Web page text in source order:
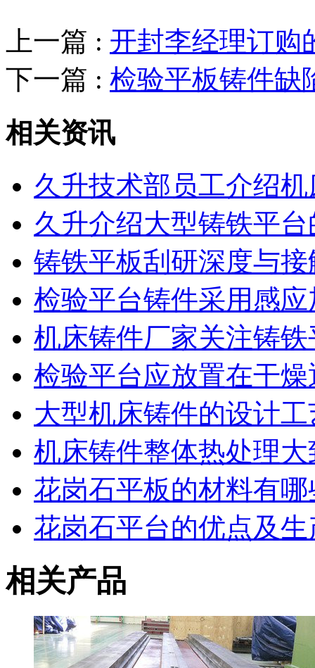
上一篇 : 开封李经理订购
下一篇 : 检验平板铸件缺
相关资讯
久升技术部员工介绍
久升介绍大型铸铁平
铸铁平板刮研深度与
检验平台铸件采用感
机床铸件厂家关注铸
检验平台应放置在干
大型机床铸件的设计
机床铸件整体热处理
花岗石平板的材料有
花岗石平台的优点及
相关产品